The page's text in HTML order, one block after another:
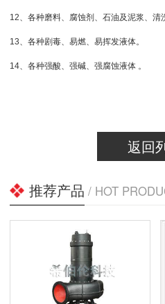
12、各种磨料、腐蚀剂、石油及泥浆、清
13、各种剧毒、易燃、易挥发液体。
14、各种强酸、强碱、强腐蚀液体 。
返回
推荐产品 / HOT